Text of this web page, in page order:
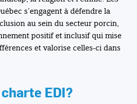
s’engagent à défendre la
au sein du secteur porcin,
positif et inclusif qui mise
et valorise celles-ci dans
EDI?